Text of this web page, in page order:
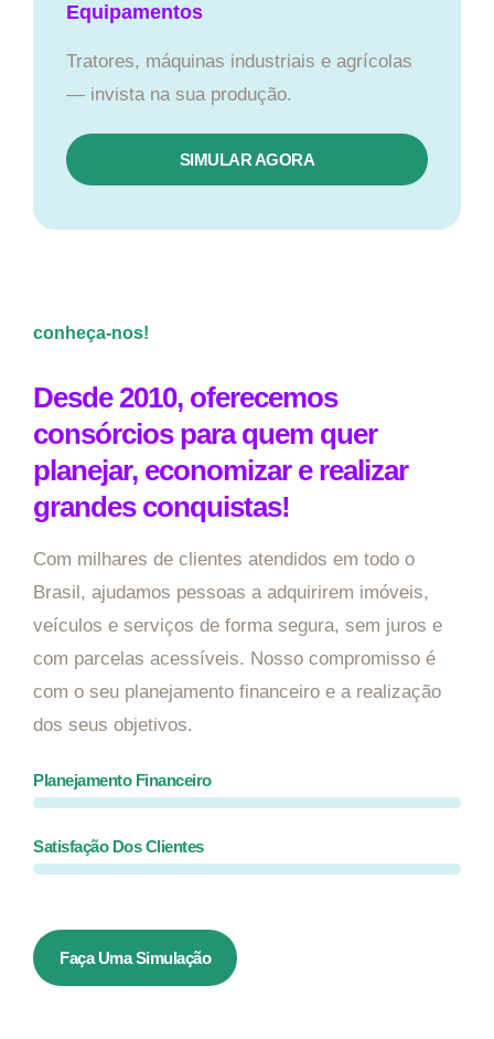
Equipamentos
Tratores, máquinas industriais e agrícolas
— invista na sua produção.
SIMULAR AGORA
conheça-nos!
Desde 2010, oferecemos
consórcios para quem quer
planejar, economizar e realizar
grandes conquistas!
Com milhares de clientes atendidos em todo o
Brasil, ajudamos pessoas a adquirirem imóveis,
veículos e serviços de forma segura, sem juros e
com parcelas acessíveis. Nosso compromisso é
com o seu planejamento financeiro e a realização
dos seus objetivos.
Planejamento Financeiro
Satisfação Dos Clientes
Faça Uma Simulação